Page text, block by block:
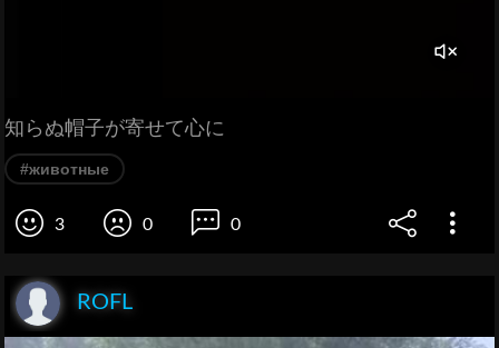
知らぬ帽子が寄せて心に
#животные
3 0 0
ROFL